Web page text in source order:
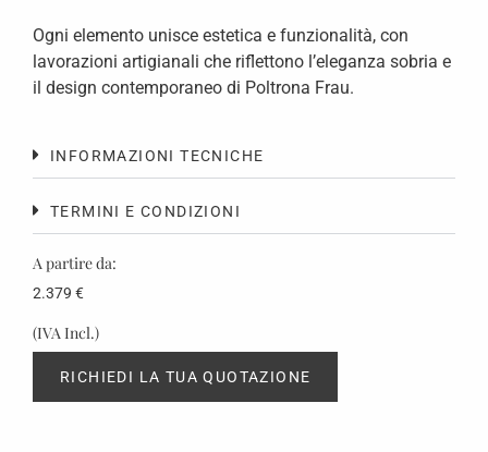
Ogni elemento unisce estetica e funzionalità, con
lavorazioni artigianali che riflettono l’eleganza sobria e
il design contemporaneo di Poltrona Frau.
INFORMAZIONI TECNICHE
TERMINI E CONDIZIONI
A partire da:
2.379 €
(IVA Incl.)
RICHIEDI LA TUA QUOTAZIONE